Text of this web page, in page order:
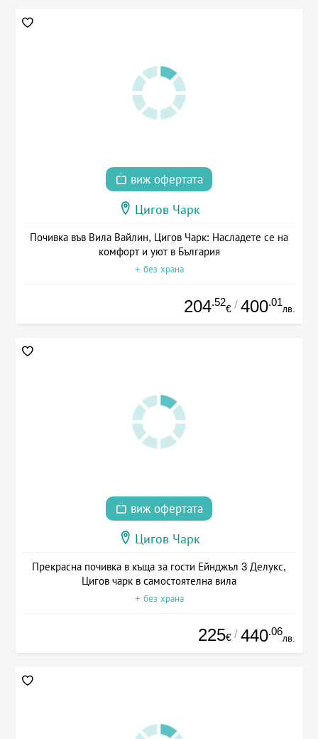
виж офертата
Цигов Чарк
Почивка във Вила Вайлин, Цигов Чарк: Насладете се на
комфорт и уют в България
+ без храна
204.52
€ / 400.01
лв.
виж офертата
Цигов Чарк
Прекрасна почивка в къща за гости Ейнджъл 3 Делукс,
Цигов чарк в самостоятелна вила
+ без храна
225€ / 440.06
лв.